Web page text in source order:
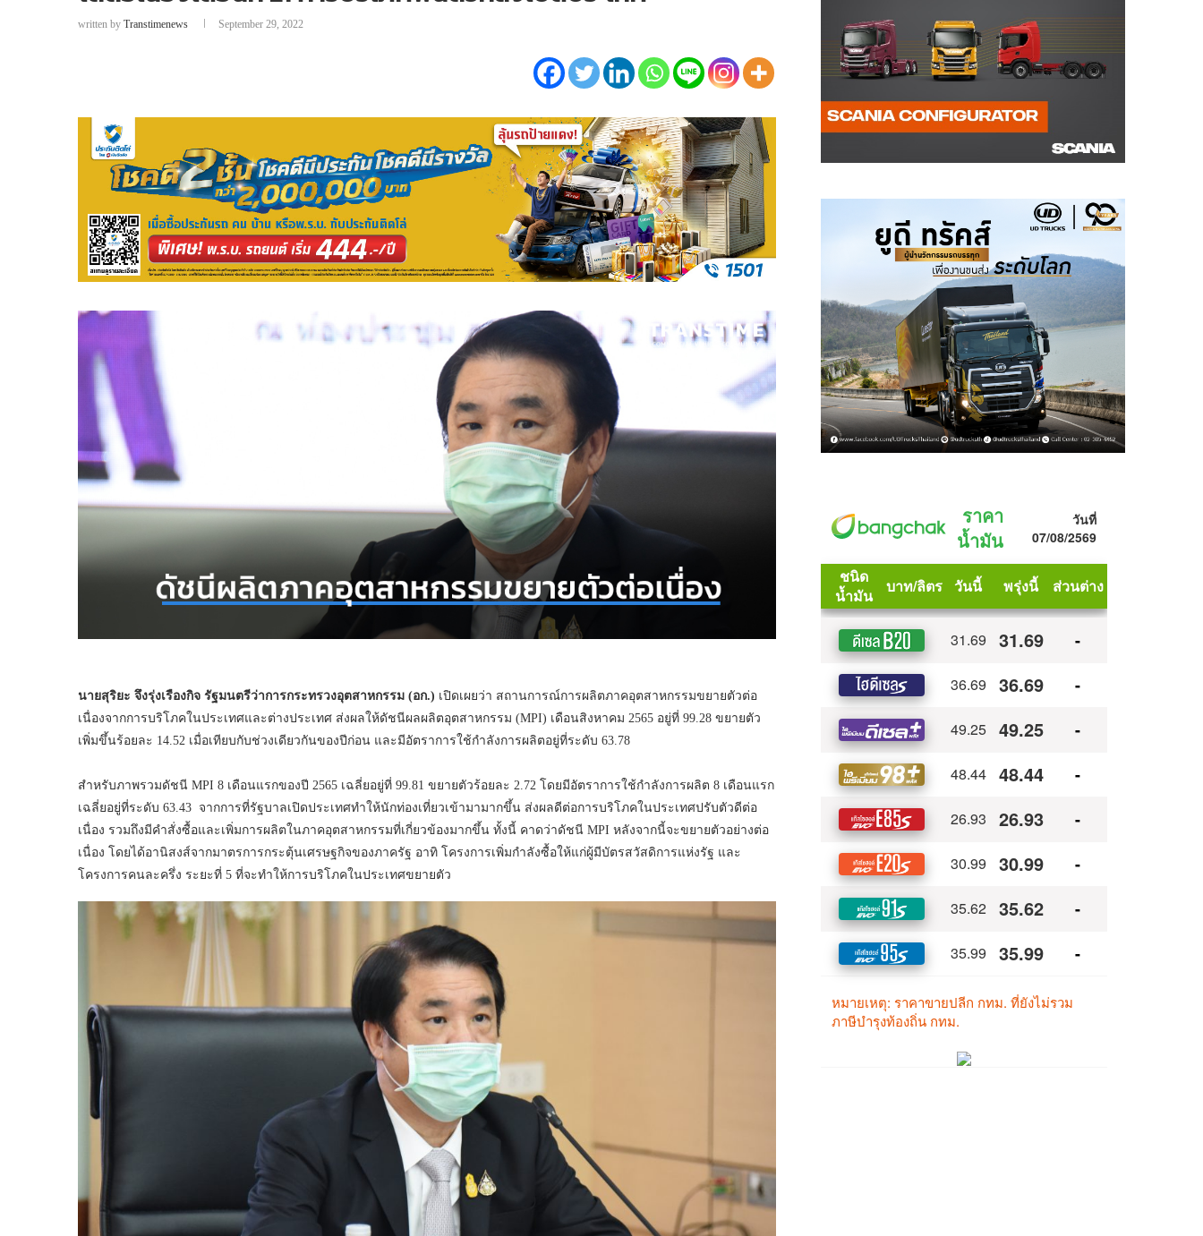
written by Transtimenews September 29, 2022
นายสุริยะ จึงรุ่งเรืองกิจ รัฐมนตรีว่าการกระทรวงอุตสาหกรรม (อก.) เปิดเผยว่า สถานการณ์การผลิตภาคอุตสาหกรรมขยายตัวต่อ
เนื่องจากการบริโภคในประเทศและต่างประเทศ ส่งผลให้ดัชนีผลผลิตอุตสาหกรรม (MPI) เดือนสิงหาคม 2565 อยู่ที่ 99.28 ขยายตัว
เพิ่มขึ้นร้อยละ 14.52 เมื่อเทียบกับช่วงเดียวกันของปีก่อน และมีอัตราการใช้กำลังการผลิตอยู่ที่ระดับ 63.78
สำหรับภาพรวมดัชนี MPI 8 เดือนแรกของปี 2565 เฉลี่ยอยู่ที่ 99.81 ขยายตัวร้อยละ 2.72 โดยมีอัตราการใช้กำลังการผลิต 8 เดือนแรก
เฉลี่ยอยู่ที่ระดับ 63.43 จากการที่รัฐบาลเปิดประเทศทำให้นักท่องเที่ยวเข้ามามากขึ้น ส่งผลดีต่อการบริโภคในประเทศปรับตัวดีต่อ
เนื่อง รวมถึงมีคำสั่งซื้อและเพิ่มการผลิตในภาคอุตสาหกรรมที่เกี่ยวข้องมากขึ้น ทั้งนี้ คาดว่าดัชนี MPI หลังจากนี้จะขยายตัวอย่างต่อ
เนื่อง โดยได้อานิสงส์จากมาตรการกระตุ้นเศรษฐกิจของภาครัฐ อาทิ โครงการเพิ่มกำลังซื้อให้แก่ผู้มีบัตรสวัสดิการแห่งรัฐ และ
โครงการคนละครึ่ง ระยะที่ 5 ที่จะทำให้การบริโภคในประเทศขยายตัว